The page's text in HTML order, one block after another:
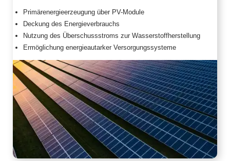
Primärenergieerzeugung über PV-Module
Deckung des Energieverbrauchs
Nutzung des Überschussstroms zur Wasserstoffherstellung
Ermöglichung energieautarker Versorgungssysteme